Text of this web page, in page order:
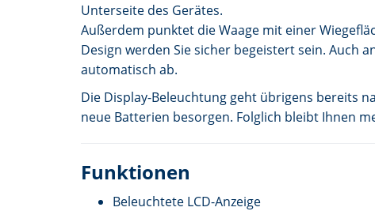
Unterseite des Gerätes.
Außerdem punktet die Waage mit einer
Design werden Sie sicher begeistert sein. Auch
automatisch ab.
Die Display-Beleuchtung geht übrigens bereits
neue Batterien besorgen. Folglich bleibt Ihnen
Funktionen
Beleuchtete LCD-Anzeige